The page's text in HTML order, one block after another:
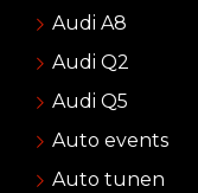
Audi A8
Audi Q2
Audi Q5
Auto events
Auto tunen